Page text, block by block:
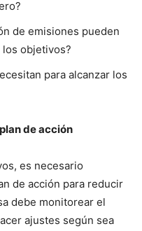
de emisiones pueden
los objetivos?
para alcanzar los
de acción
es necesario
de acción para reducir
debe monitorear el
ajustes según sea